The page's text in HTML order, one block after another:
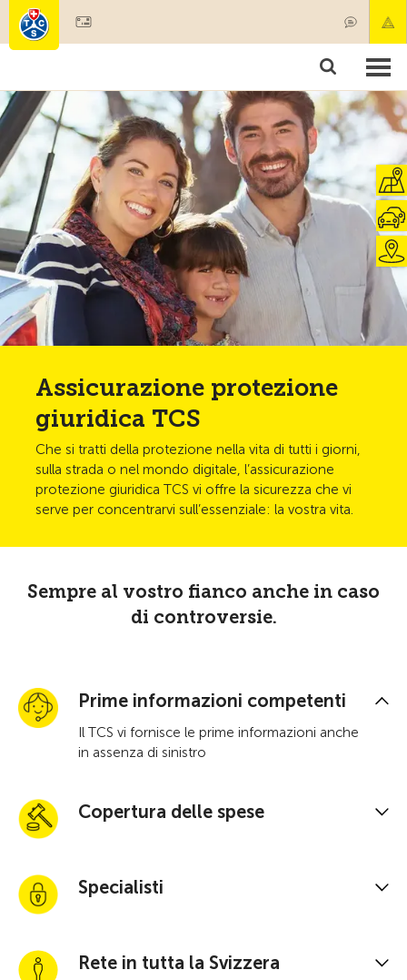
Societariato & prestazioni
Test, sicurezza & salute
Assicurazione protezione
giuridica TCS
Che si tratti della protezione nella vita di tutti i giorni,
sulla strada o nel mondo digitale, l’assicurazione
protezione giuridica TCS vi offre la sicurezza che vi
serve per concentrarvi sull’essenziale: la vostra vita.
Sempre al vostro fianco anche in caso
di controversie.
Prime informazioni competenti
Il TCS vi fornisce le prime informazioni anche
in assenza di sinistro
Copertura delle spese
Specialisti
Rete in tutta la Svizzera